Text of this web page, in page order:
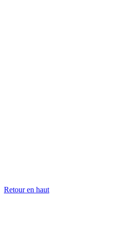
Retour en haut